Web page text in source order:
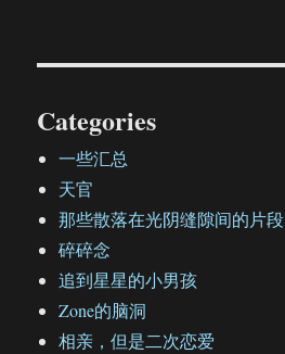
Categories
一些汇总
天官
那些散落在光阴缝隙间的片段
碎碎念
追到星星的小男孩
Zone的脑洞
相亲，但是二次恋爱